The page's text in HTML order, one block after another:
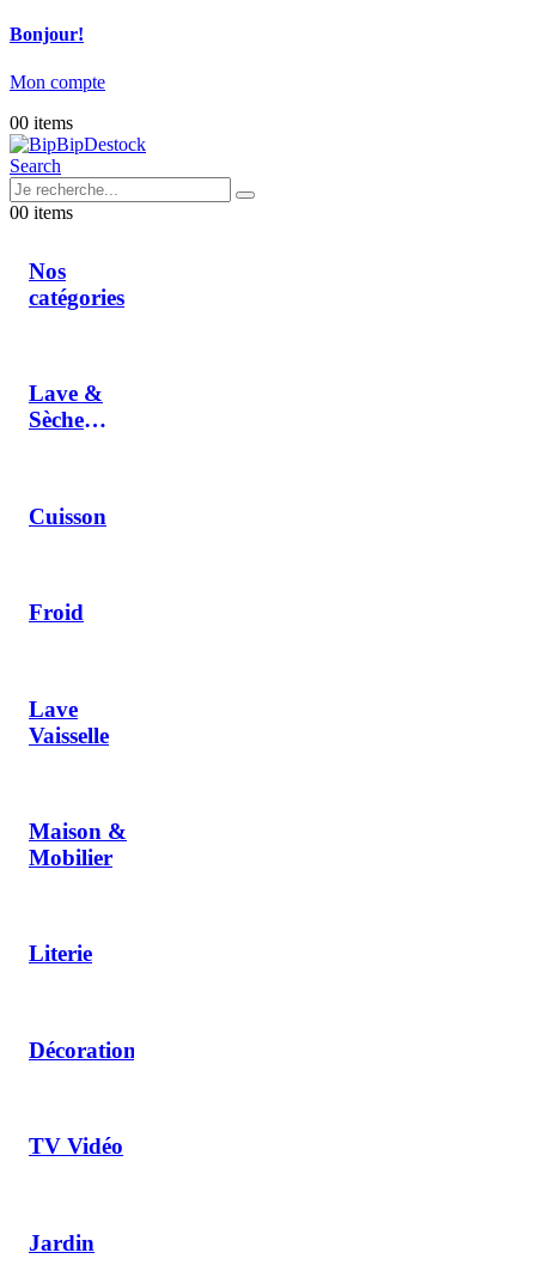
Bonjour!
Mon compte
00 items
Search
00 items
Nos
catégories
Lave &
Sèche
Cuisson
Froid
Lave
Vaisselle
Maison &
Mobilier
Literie
Décoration
TV Vidéo
Jardin